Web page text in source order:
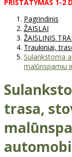
PRISTATYMAS 1-2 D
Pagrindinis
ŽAISLAI
ŽAISLINIS
Traukiniai,
Sulankstoma
malūnsparniu
trasa,